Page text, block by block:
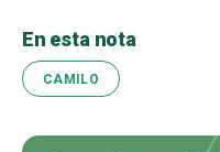
En esta nota
CAMILO